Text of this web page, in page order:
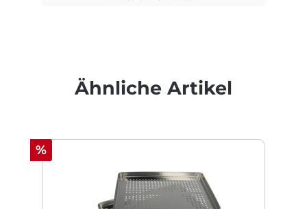
Produktgalerie überspringen
Ähnliche Artikel
Rabatt
%